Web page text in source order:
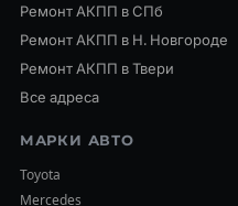
Ремонт АКПП в СПб
Ремонт АКПП в Н. Новгороде
Ремонт АКПП в Твери
Все адреса
МАРКИ АВТО
Toyota
Mercedes